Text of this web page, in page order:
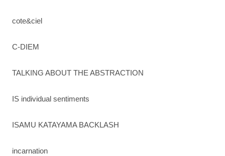
cote&ciel
C-DIEM
TALKING ABOUT THE ABSTRACTION
IS individual sentiments
ISAMU KATAYAMA BACKLASH
incarnation